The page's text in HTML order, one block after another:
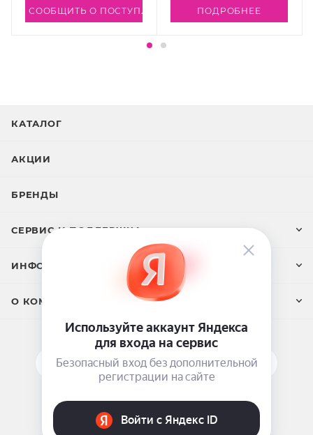
СООБЩИТЬ О ПОСТУПЛЕНИИ ПОДРОБНЕЕ
КАТАЛОГ
АКЦИИ
БРЕНДЫ
СЕРВИС И ПОДДЕРЖКА
ИНФОРМАЦИЯ
О КОМПАНИИ
ПОДПИСАТЬСЯ НА РАССЫЛКУ
ЗАДАТЬ ВОПРОС